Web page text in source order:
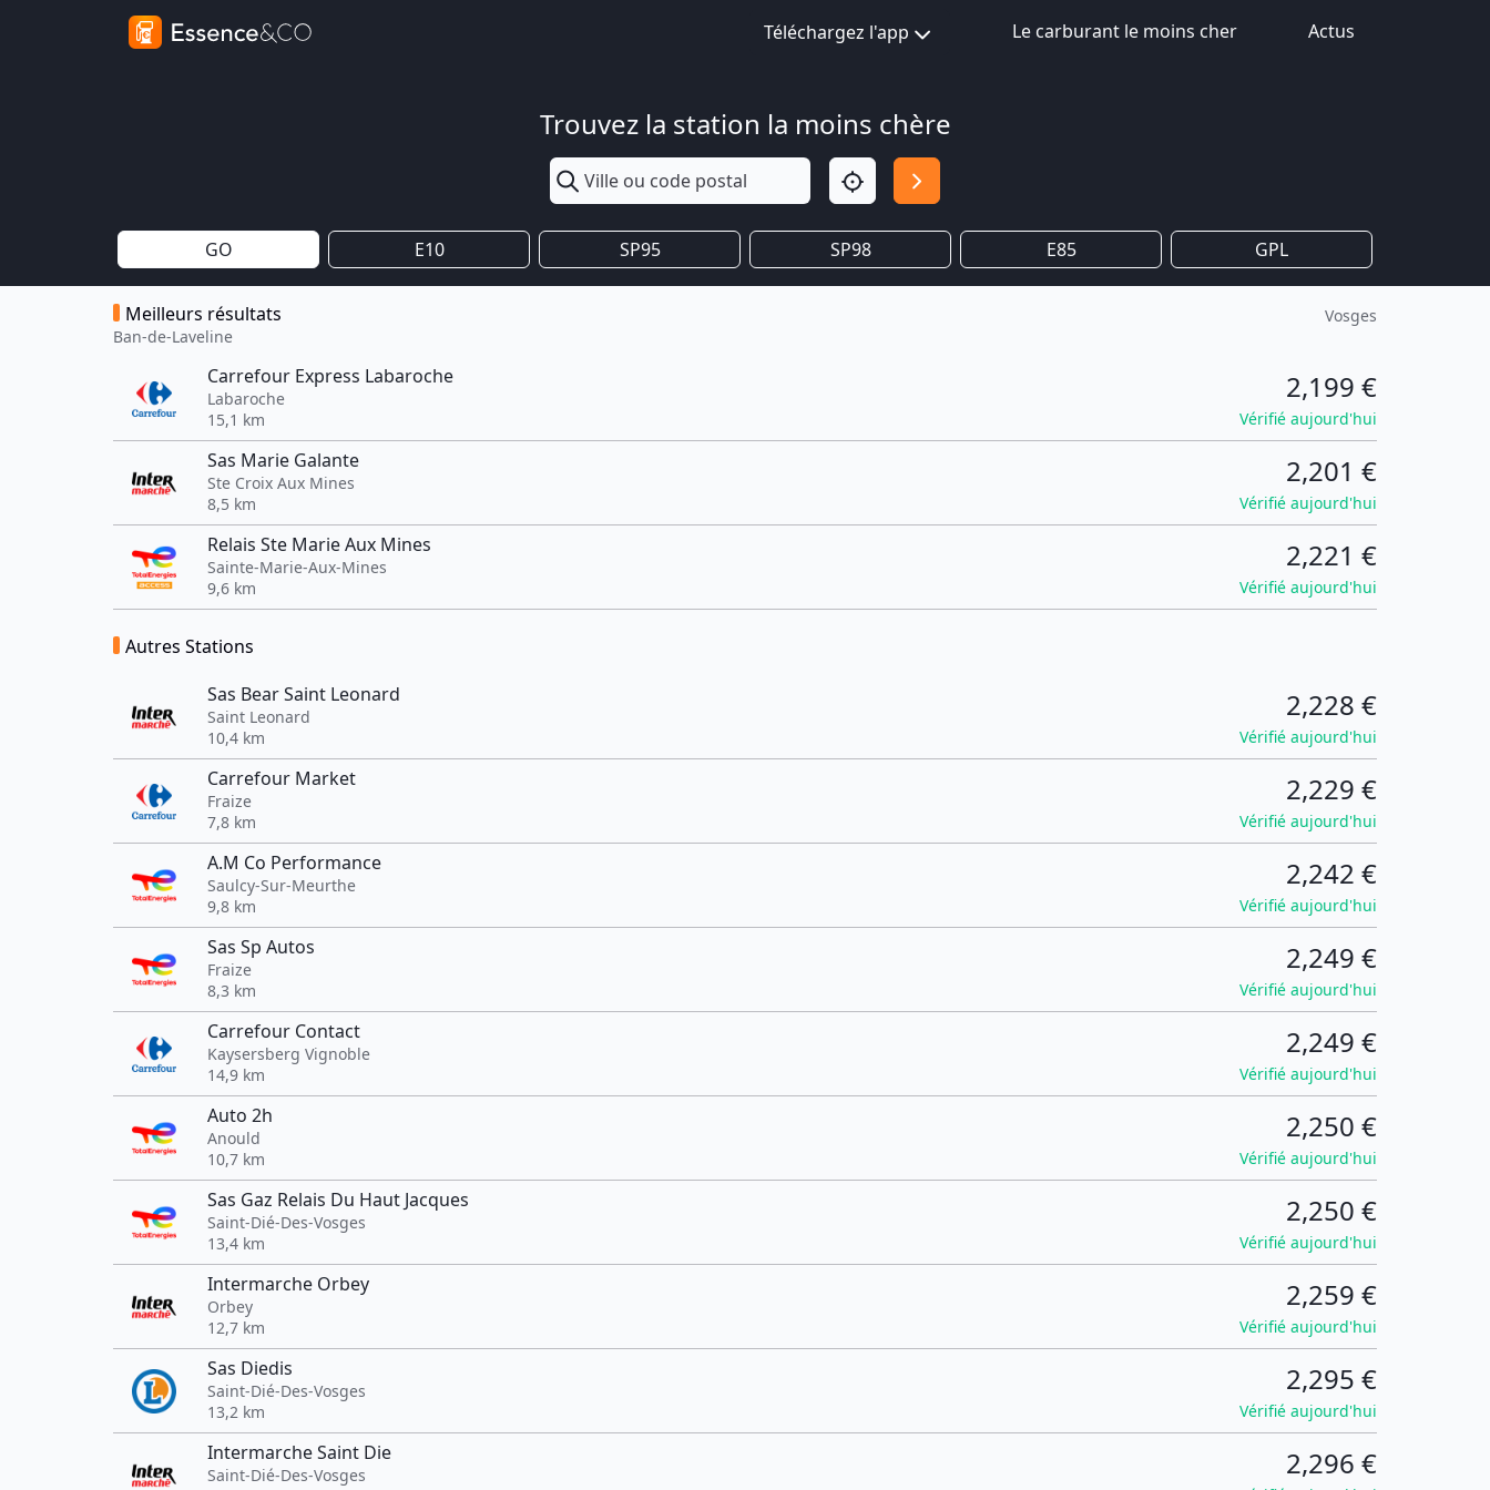
Téléchargez l'app Le carburant le moins cher Actus
Trouvez la station la moins chère
GO E10 SP95 SP98 E85 GPL
Meilleurs résultats
Ban-de-Laveline
Vosges
Carrefour Express Labaroche
Labaroche
15,1 km
2,199 €
Vérifié aujourd'hui
Sas Marie Galante
Ste Croix Aux Mines
8,5 km
2,201 €
Vérifié aujourd'hui
Relais Ste Marie Aux Mines
Sainte-Marie-Aux-Mines
9,6 km
2,221 €
Vérifié aujourd'hui
Autres Stations
Sas Bear Saint Leonard
Saint Leonard
10,4 km
2,228 €
Vérifié aujourd'hui
Carrefour Market
Fraize
7,8 km
2,229 €
Vérifié aujourd'hui
A.M Co Performance
Saulcy-Sur-Meurthe
9,8 km
2,242 €
Vérifié aujourd'hui
Sas Sp Autos
Fraize
8,3 km
2,249 €
Vérifié aujourd'hui
Carrefour Contact
Kaysersberg Vignoble
14,9 km
2,249 €
Vérifié aujourd'hui
Auto 2h
Anould
10,7 km
2,250 €
Vérifié aujourd'hui
Sas Gaz Relais Du Haut Jacques
Saint-Dié-Des-Vosges
13,4 km
2,250 €
Vérifié aujourd'hui
Intermarche Orbey
Orbey
12,7 km
2,259 €
Vérifié aujourd'hui
Sas Diedis
Saint-Dié-Des-Vosges
13,2 km
2,295 €
Vérifié aujourd'hui
Intermarche Saint Die
Saint-Dié-Des-Vosges
2,296 €